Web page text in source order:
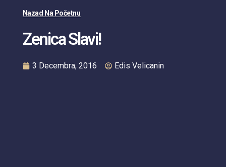
Nazad Na Početnu
Zenica Slavi!
3 Decembra, 2016 Edis Velicanin